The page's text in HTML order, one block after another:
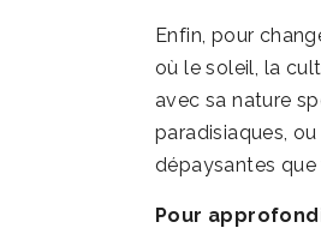
Enfin, pour
où le soleil, la
avec sa nature
paradisiaques,
dépaysantes que
Pour